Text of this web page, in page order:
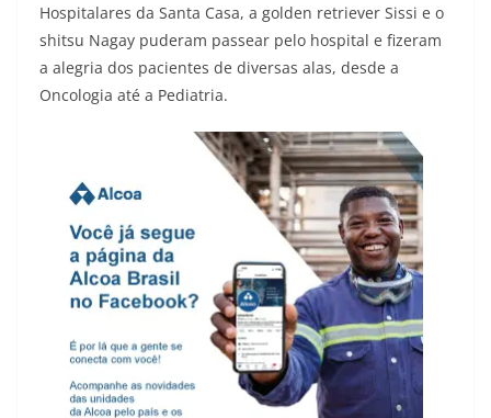
Hospitalares da Santa Casa, a golden retriever Sissi e o
shitsu Nagay puderam passear pelo hospital e fizeram
a alegria dos pacientes de diversas alas, desde a
Oncologia até a Pediatria.